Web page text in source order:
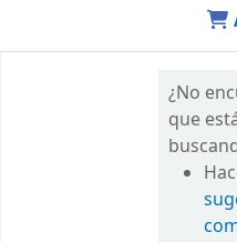
¿No
que